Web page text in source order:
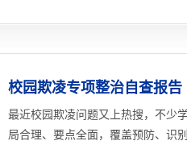
校园欺凌专项整治自查报告
最近校园欺凌问题又上热搜，不少
局合理、要点全面，覆盖预防、识